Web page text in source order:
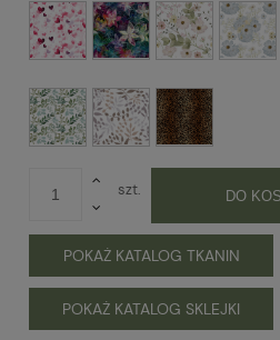
szt. DO
POKAŻ KATALOG TKANIN
POKAŻ KATALOG SKLEJKI